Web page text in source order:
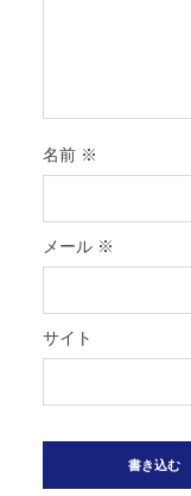
名前 ※
メール ※
サイト